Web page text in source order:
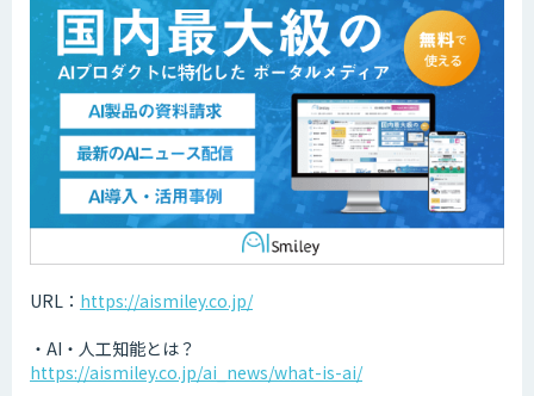
URL： https://aismiley.co.jp/
・AI・人工知能とは？
https://aismiley.co.jp/ai_news/what-is-ai/